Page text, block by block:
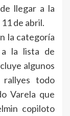
llegar a la
de abril.
la categoría
la lista de
algunos
todo
Varela que
copiloto